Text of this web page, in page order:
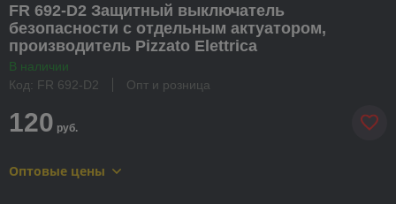
FR 692-D2 Защитный выключатель
безопасности с отдельным актуатором,
производитель Pizzato Elettrica
В наличии
Код: FR 692-D2
Опт и розница
120 руб.
Оптовые цены